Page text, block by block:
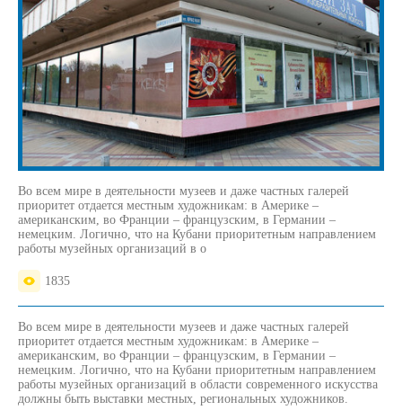
Во всем мире в деятельности музеев и даже частных галерей
приоритет отдается местным художникам: в Америке –
американским, во Франции – французским, в Германии –
немецким. Логично, что на Кубани приоритетным направлением
работы музейных организаций в о
1835
Во всем мире в деятельности музеев и даже частных галерей
приоритет отдается местным художникам: в Америке –
американским, во Франции – французским, в Германии –
немецким. Логично, что на Кубани приоритетным направлением
работы музейных организаций в области современного искусства
должны быть выставки местных, региональных художников.